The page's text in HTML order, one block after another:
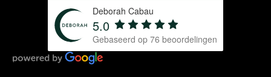
Deborah Cabau
5.0
Gebaseerd op 76 beoordelingen